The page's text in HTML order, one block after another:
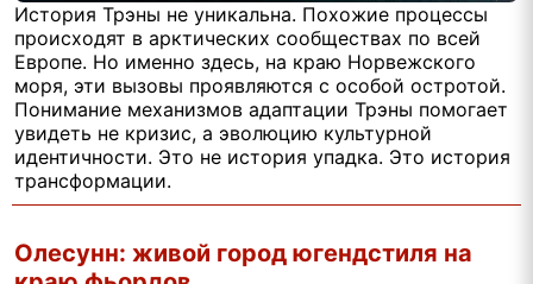
История Трэны не уникальна. Похожие процессы
происходят в арктических сообществах по всей
Европе. Но именно здесь, на краю Норвежского
моря, эти вызовы проявляются с особой остротой.
Понимание механизмов адаптации Трэны помогает
увидеть не кризис, а эволюцию культурной
идентичности. Это не история упадка. Это история
трансформации.
Олесунн: живой город югендстиля на